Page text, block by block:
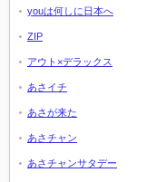
youは何しに日本へ
ZIP
アウト×デラックス
あさイチ
あさが来た
あさチャン
あさチャンサタデー